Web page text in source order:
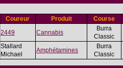
Coureur Produit
Course
2449
Cannabis
Burra
Classic
Stallard
Michael
Amphétamines
Burra
Classic